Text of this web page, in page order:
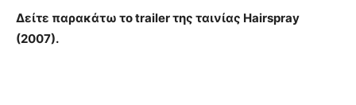
Δείτε παρακάτω το trailer της ταινίας Hairspray
(2007).